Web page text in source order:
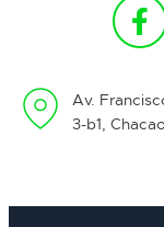
Av.
3-b1,